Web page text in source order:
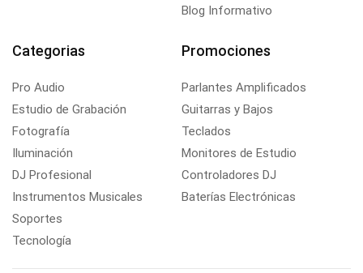
Blog Informativo
Categorias
Pro Audio
Estudio de Grabación
Fotografía
Iluminación
DJ Profesional
Instrumentos Musicales
Soportes
Tecnología
Promociones
Parlantes Amplificados
Guitarras y Bajos
Teclados
Monitores de Estudio
Controladores DJ
Baterías Electrónicas